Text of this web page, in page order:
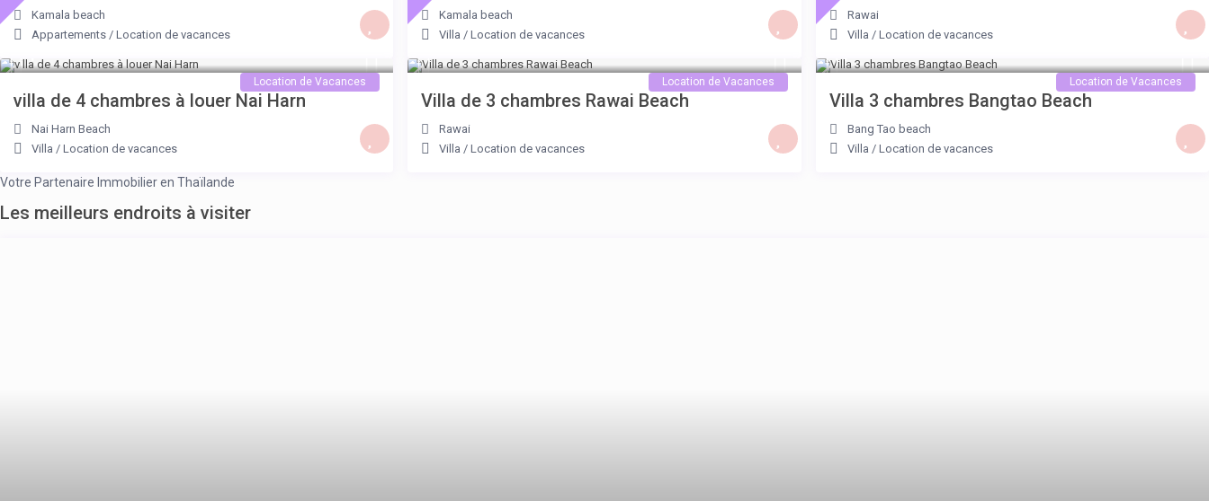
Kamala beach
Appartements /Location de vacances
Kamala beach
Villa /Location de vacances
Rawai
Villa / Location de vacances
Location de Vacances
villa de 4 chambres à louer Nai Harn
Nai Harn Beach
Villa /Location de vacances
Location de Vacances
Villa de 3 chambres Rawai Beach
Rawai
Villa /Location de vacances
Location de Vacances
Villa 3 chambres Bangtao Beach
Bang Tao beach
Villa / Location de vacances
Votre Partenaire Immobilier en Thaïlande
Les meilleurs endroits à visiter